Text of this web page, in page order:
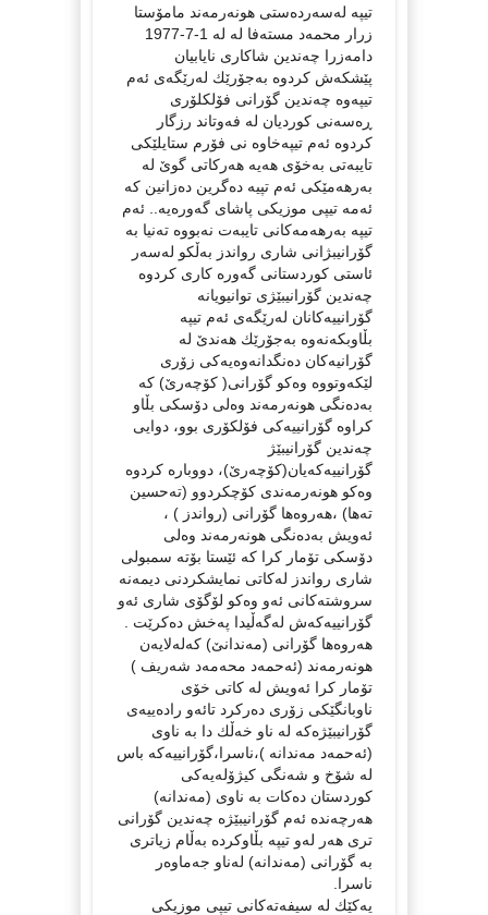
تیپە لەسەردەستی هونەرمەند مامۆستا
زرار محمەد مستەفا لە لە 1-7-1977
دامەزرا چەندین شاكاری نایابیان
پێشكەش كردوە بەجۆرێك لەرێگەی ئەم
تیپەوە چەندین گۆرانی فۆلكلۆری
ڕەسەنی كوردیان لە فەوتاند رزگار
كردوە ئەم تیپەخاوە نی فۆرم ستایلێكی
تایبەتی بەخۆی هەیە هەركاتی گوێ لە
بەرهەمێكی ئەم تپیە دەگرین دەزانین كە
ئەمە تیپی موزیكی پاشای گەورەیە.. ئەم
تیپە بەرهەمەكانی تایبەت نەبووە تەنیا بە
گۆرانیبژانی شاری رواندز بەڵكو لەسەر
ئاستی كوردستانی گەورە كاری كردوە
چەندین گۆرانیبێژی توانیویانە
گۆرانییەكانان لەرێگەی ئەم تیپە
بڵاوبكەنەوە بەجۆرێك هەندێ لە
گۆرانیەكان دەنگدانەوەیەكی زۆری
لێكەوتووە وەكو گۆرانی( كۆچەرێ) كە
بەدەنگی هونەرمەند وەلی دۆسكی بڵاو
كراوە گۆرانییەكی فۆلكۆری بوو، دوایی
چەندین گۆرانیبێژ
گۆرانییەكەیان(كۆچەرێ)، دووبارە كردوە
وەكو هونەرمەندی كۆچكردوو (تەحسین
تەها) ،هەروەها گۆرانی (رواندز ) ،
ئەویش بەدەنگی هونەرمەند وەلی
دۆسكی تۆمار كرا كە ئێستا بۆتە سمبولی
شاری رواندز لەكاتی نمایشكردنی دیمەنە
سروشتەكانی ئەو وەكو لۆگۆی شاری ئەو
گۆرانییەكەش لەگەڵیدا پەخش دەكرێت .
هەروەها گۆرانی (مەندانێ) كەلەلایەن
هونەرمەند (ئەحمەد محەمەد شەریف )
تۆمار كرا ئەویش لە كاتی خۆی
ناوبانگێكی زۆری دەركرد تائەو رادەییەی
گۆرانیبێژەكە لە ناو خەڵك دا بە ناوی
(ئەحمەد مەندانە )،ناسرا،گۆرانییەكە باس
لە شۆخ و شەنگی كیژۆلەیەكی
كوردستان دەكات بە ناوی (مەندانە)
هەرچەندە ئەم گۆرانیبێژە چەندین گۆرانی
تری هەر لەو تیپە بڵاوكردە بەڵام زیاتری
بە گۆرانی (مەندانە) لەناو جەماوەر
ناسرا.
یەكێك لە سیفەتەكانی تیپی موزیكی